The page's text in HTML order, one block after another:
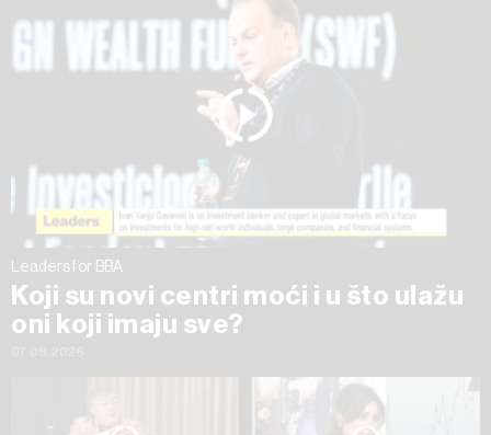
na „Prikaži detalje“. Privolu možete u bilo kojem trenutku
povući bez negativnih posljedica.
Leaders for BBA
Koji su novi centri moći i u što ulažu
oni koji imaju sve?